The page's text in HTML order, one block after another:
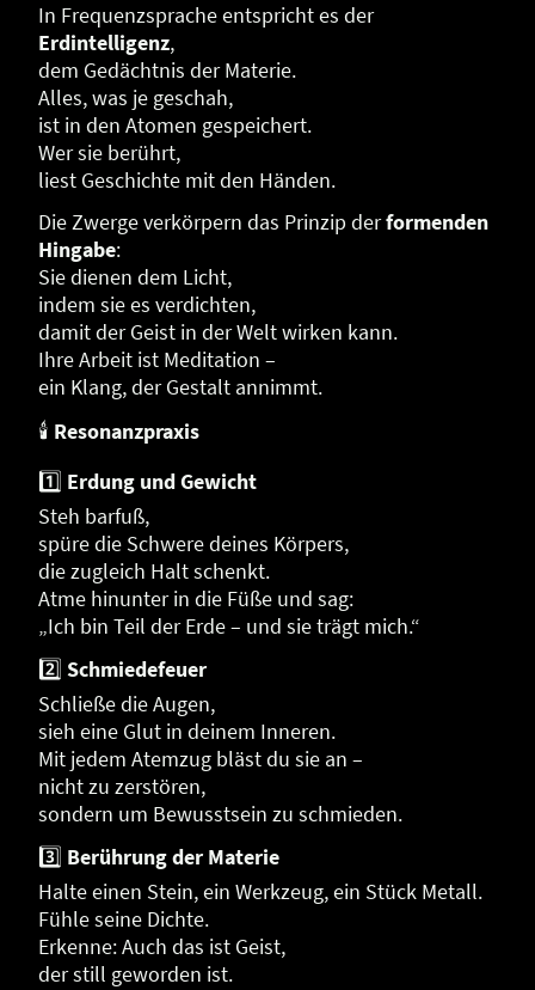
In Frequenzsprache entspricht es der
Erdintelligenz,
dem Gedächtnis der Materie.
Alles, was je geschah,
ist in den Atomen gespeichert.
Wer sie berührt,
liest Geschichte mit den Händen.
Die Zwerge verkörpern das Prinzip derformenden
Hingabe:
Sie dienen dem Licht,
indem sie es verdichten,
damit der Geist in der Welt wirken kann.
Ihre Arbeit ist Meditation –
ein Klang, der Gestalt annimmt.
🕯 Resonanzpraxis
1️⃣ Erdung und Gewicht
Steh barfuß,
spüre die Schwere deines Körpers,
die zugleich Halt schenkt.
Atme hinunter in die Füße und sag:
„Ich bin Teil der Erde – und sie trägt mich.“
2️⃣ Schmiedefeuer
Schließe die Augen,
sieh eine Glut in deinem Inneren.
Mit jedem Atemzug bläst du sie an –
nicht zu zerstören,
sondern um Bewusstsein zu schmieden.
3️⃣ Berührung der Materie
Halte einen Stein, ein Werkzeug, ein Stück Metall.
Fühle seine Dichte.
Erkenne: Auch das ist Geist,
der still geworden ist.